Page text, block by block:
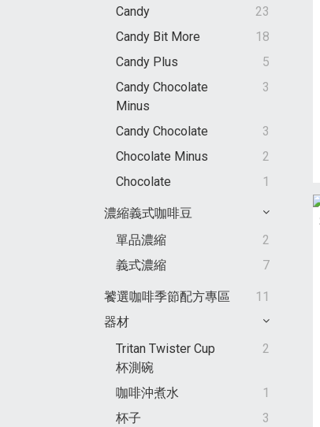
Candy
23
Candy Bit More
18
Candy Plus
5
Candy Chocolate
Minus
3
Candy Chocolate
3
Chocolate Minus
2
Chocolate
1
濃縮義式咖啡豆
單品濃縮
2
義式濃縮
7
饕選咖啡季節配方專區
11
器材
Tritan Twister Cup
杯測碗
2
咖啡沖煮水
1
杯子
3